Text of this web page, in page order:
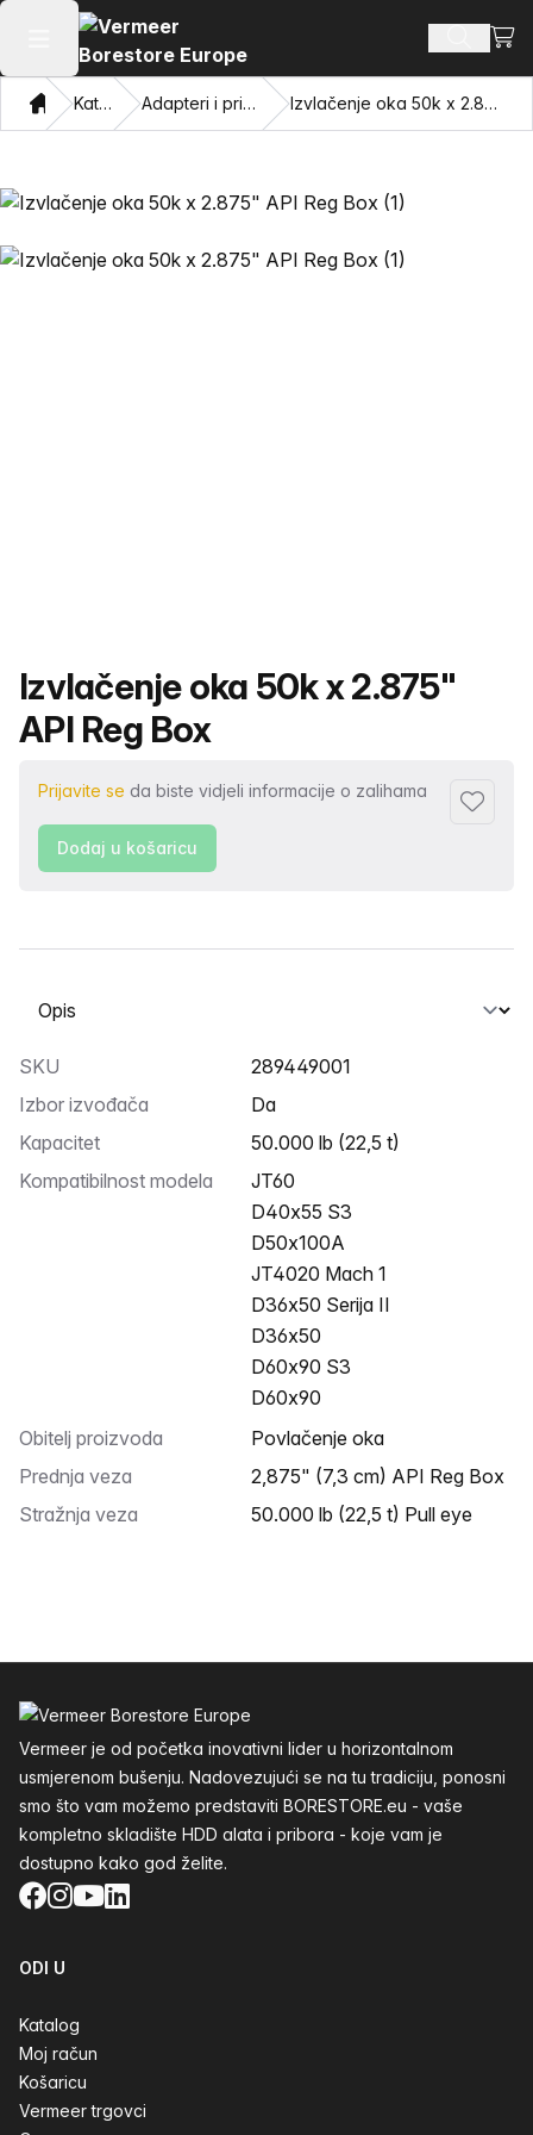
Otvaranje glavnog izbornika Pretraži
Dom Katalog Adapteri i privlačne oči Izvlačenje oka 50k x 2.875" API Reg Box
Naziv proizvoda
Izvlačenje oka 50k x 2.875"
API Reg Box
Prijavite se da biste vidjeli informacije o zalihama
Dodaj
Dodaj u košaricu
Odabir kartice
SKU
289449001
Izbor izvođača
Da
Kapacitet
50.000 lb (22,5 t)
Kompatibilnost modela
JT60
D40x55 S3
D50x100A
JT4020 Mach 1
D36x50 Serija II
D36x50
D60x90 S3
D60x90
Obitelj proizvoda
Povlačenje oka
Prednja veza
2,875" (7,3 cm) API Reg Box
Stražnja veza
50.000 lb (22,5 t) Pull eye
Vermeer je od početka inovativni lider u horizontalnom
usmjerenom bušenju. Nadovezujući se na tu tradiciju, ponosni
smo što vam možemo predstaviti BORESTORE.eu - vaše
kompletno skladište HDD alata i pribora - koje vam je
dostupno kako god želite.
Facebook
Instagram
YouTube
LinkedIn
ODI U
Katalog
Moj račun
Košaricu
Vermeer trgovci